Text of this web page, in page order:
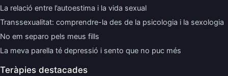
La relació entre l’autoestima i la vida sexual
Transsexualitat: comprendre-la des de la psicologia i la sexologia
No em separo pels meus fills
La meva parella té depressió i sento que no puc més
Teràpies destacades